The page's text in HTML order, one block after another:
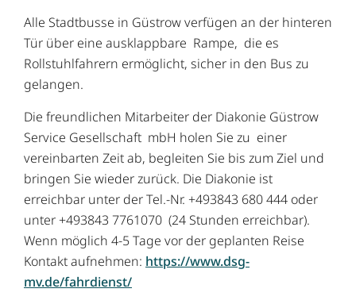
Alle Stadtbusse in Güstrow verfügen an der hinteren
Tür über eine ausklappbare Rampe, die es
Rollstuhlfahrern ermöglicht, sicher in den Bus zu
gelangen.
Die freundlichen Mitarbeiter der Diakonie Güstrow
Service Gesellschaft mbH holen Sie zu einer
vereinbarten Zeit ab, begleiten Sie bis zum Ziel und
bringen Sie wieder zurück. Die Diakonie ist
erreichbar unter der Tel.-Nr. +493843 680 444 oder
unter +493843 7761070 (24 Stunden erreichbar).
Wenn möglich 4-5 Tage vor der geplanten Reise
Kontakt aufnehmen: https://www.dsg-
mv.de/fahrdienst/